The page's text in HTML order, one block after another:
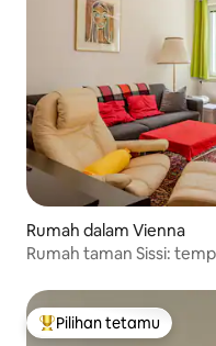
Rumah dalam Vienna
Rumah taman Sissi:
Pilihan utama tetamu
Pilihan tetamu